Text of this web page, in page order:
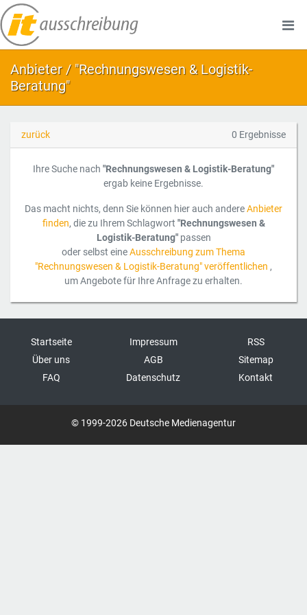
Anbieter / "Rechnungswesen & Logistik-
Beratung"
zurück 0 Ergebnisse
Ihre Suche nach "Rechnungswesen & Logistik-Beratung"
ergab keine Ergebnisse.
Das macht nichts, denn Sie können hier auch andereAnbieter
finden, die zu Ihrem Schlagwort "Rechnungswesen &
Logistik-Beratung"passen
oder selbst eineAusschreibung zum Thema
"Rechnungswesen & Logistik-Beratung" veröffentlichen ,
um Angebote für Ihre Anfrage zu erhalten.
Startseite
Über uns
FAQ
Impressum
AGB
Datenschutz
RSS
Sitemap
Kontakt
© 1999-2026 Deutsche Medienagentur